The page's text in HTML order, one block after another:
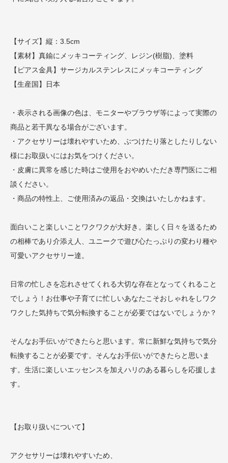
【サイズ】縦：3.5cm
【素材】真鍮にメッキコーティング、レジン(樹脂)、塗料
【ピアス金具】サージカルステンレスにメッキコーティング
【生産国】日本
・表示される画像の色は、モニターやブラウザ等によって実際の
商品と若干異なる場合がございます。
・アクセサリーは壊れやすいため、ぶつけたり落としたりしない
様にお取扱いにはお気をつけください。
・皮膚に異常を感じた時はご使用をおやめいただき専門医にご相
談ください。
・商品の特性上、ご使用済みの返品・交換はいたしかねます。
面白いこと楽しいことワクワクが大好き。楽しく日々を送るため
の相棒であり介添え人、ユニークで遊び心たっぷりの変わり種や
可愛いアクセサリー達。
日常の忙しさを忘れさせてくれる大切な存在となってくれること
でしょう！お仕事や子育てに忙しいあなたこそおしゃれをしワク
ワクした気持ちで気分転換することが必要ではないでしょうか？
そんなお手伝いができたらと思います。常に新鮮な気持ちで気分
転換することが必要です。そんなお手伝いができたらと思いま
す。生活に楽しいエッセンスを加えハリのある暮らしを応援しま
す。
【お取り扱いについて】
アクセサリーは壊れやすいため、